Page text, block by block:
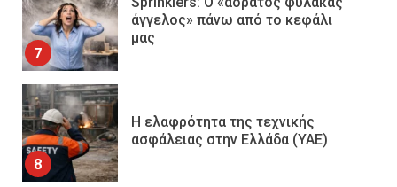
8
Η ελαφρότητα της τεχνικής
ασφάλειας στην Ελλάδα (ΥΑΕ)
9
Technical Leadership in Safety:
Why Emergency Response and